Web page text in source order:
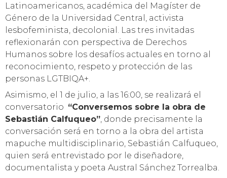
Latinoamericanos, académica del Magíster de
Género de la Universidad Central, activista
lesbofeminista, decolonial. Las tres invitadas
reflexionarán con perspectiva de Derechos
Humanos sobre los desafíos actuales en torno al
reconocimiento, respeto y protección de las
personas LGTBIQA+.
Asimismo, el 1 de julio, a las 16:00, se realizará el
conversatorio “Conversemos sobre la obra de
Sebastián Calfuqueo”, donde precisamente la
conversación será en torno a la obra del artista
mapuche multidisciplinario, Sebastián Calfuqueo,
quien será entrevistado por le diseñadore,
documentalista y poeta Austral Sánchez Torrealba.